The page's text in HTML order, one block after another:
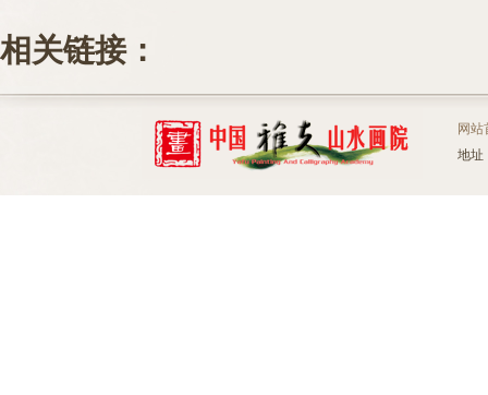
相关链接：
网站
地址